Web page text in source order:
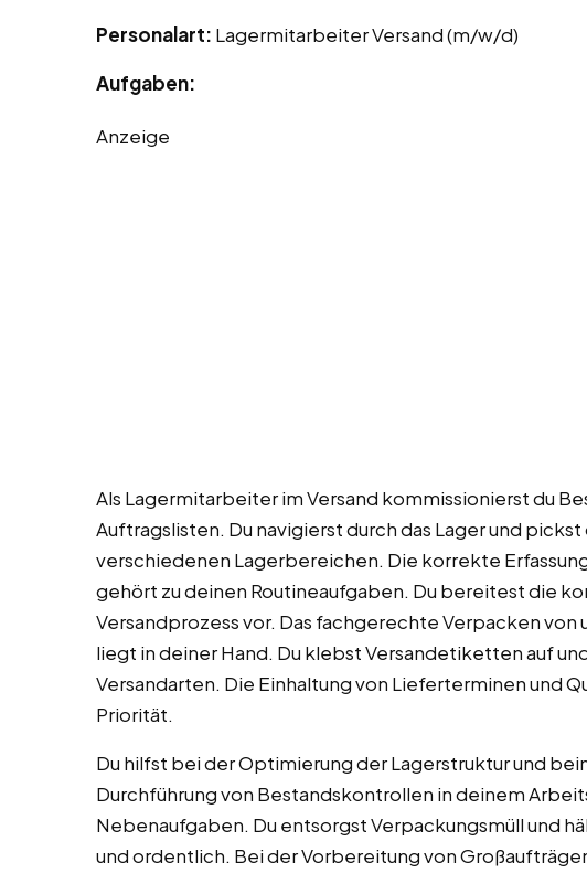
Personalart: Lagermitarbeiter Versand (m/w/d)
Aufgaben:
Anzeige
Als Lagermitarbeiter im Versand kommissionierst du
Auftragslisten. Du navigierst durch das Lager und
verschiedenen Lagerbereichen. Die korrekte
gehört zu deinen Routineaufgaben. Du bereitest die
Versandprozess vor. Das fachgerechte Verpacken
liegt in deiner Hand. Du klebst Versandetiketten auf
Versandarten. Die Einhaltung von Lieferterminen und
Priorität.
Du hilfst bei der Optimierung der Lagerstruktur und
Durchführung von Bestandskontrollen in deinem
Nebenaufgaben. Du entsorgst Verpackungsmüll und
und ordentlich. Bei der Vorbereitung von